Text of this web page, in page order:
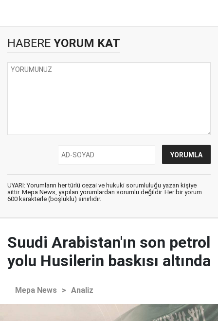
HABERE YORUM KAT
UYARI: Yorumların her türlü cezai ve hukuki sorumluluğu yazan kişiye
aittir. Mepa News, yapılan yorumlardan sorumlu değildir. Her bir yorum
600 karakterle (boşluklu) sınırlıdır.
Suudi Arabistan'ın son petrol
yolu Husilerin baskısı altında
Mepa News > Analiz